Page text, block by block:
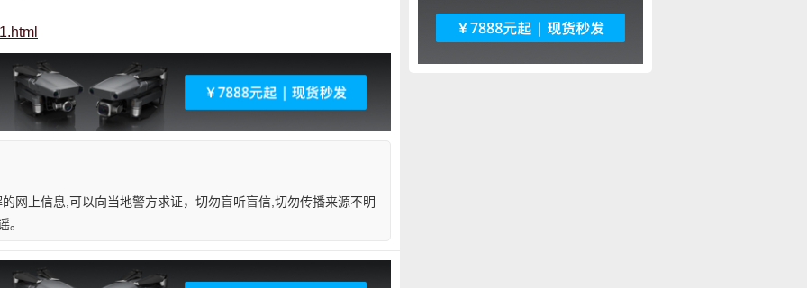
网上信息,可以向当地警方求证，切勿盲听盲信,切勿传播来源不明
。